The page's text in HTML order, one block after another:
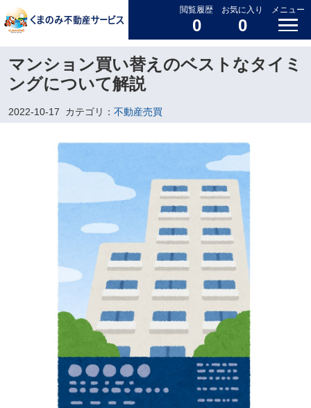
閲覧履歴
0
お気に入り
0
メニュー
マンション買い替えのベストなタイミ
ングについて解説
2022-10-17 カテゴリ： 不動産売買